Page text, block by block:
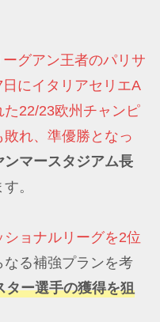
グアン王者のパリサ
にイタリアセリエA
22/23欧州チャンピ
れ、準優勝となっ
ンマースタジアム長
。
ョナルリーグを2位
なる補強プランを考
ター選手の獲得を狙